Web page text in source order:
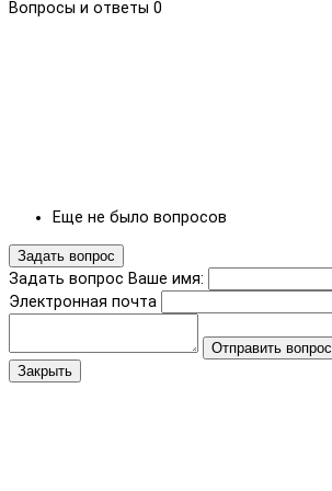
Вопросы и ответы 0
Еще не было вопросов
Задать вопрос
Задать вопрос Ваше имя:
Электронная почта
Отправить вопрос
Закрыть